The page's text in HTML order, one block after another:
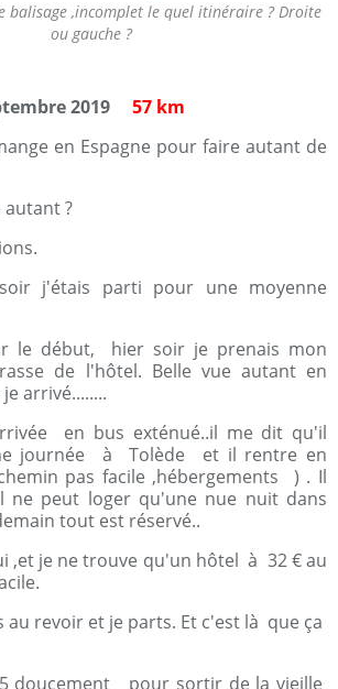
balisage ,incomplet le quel itinéraire ? Droite
ou gauche ?
2019
57 km
en Espagne pour faire autant de
?
j'étais parti pour une moyenne
le début, hier soir je prenais mon
de l'hôtel. Belle vue autant en
arrivé........
en bus exténué..il me dit qu'il
journée à Tolède et il rentre en
pas facile ,hébergements ) . Il
ne peut loger qu'une nue nuit dans
tout est réservé..
,et je ne trouve qu'un hôtel à 32 € au
au revoir et je parts. Et c'est là que ça
doucement pour sortir de la vieille